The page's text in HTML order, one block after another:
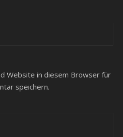
Website in diesem Browser für
speichern.